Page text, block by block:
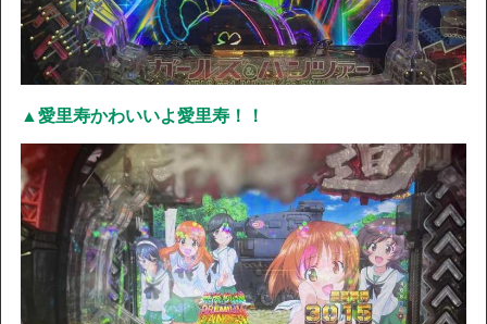
▲愛里寿かわいいよ愛里寿！！